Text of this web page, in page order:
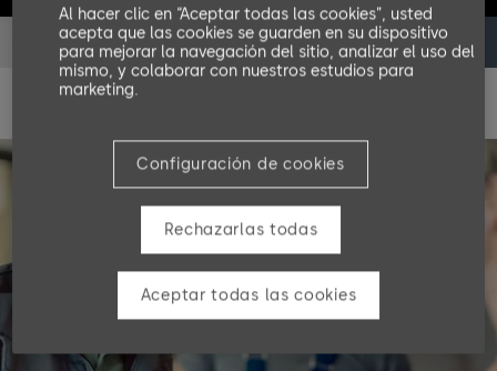
Al hacer clic en “Aceptar todas las cookies”, usted
acepta que las cookies se guarden en su dispositivo
para mejorar la navegación del sitio, analizar el uso del
mismo, y colaborar con nuestros estudios para
marketing.
Configuración de cookies
Rechazarlas todas
Aceptar todas las cookies